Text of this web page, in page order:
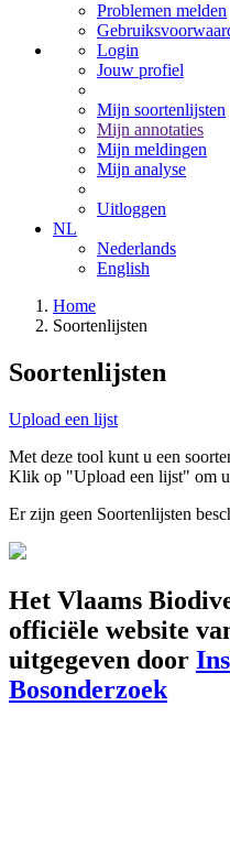
Problemen melden
Login
Jouw profiel
Mijn soortenlijsten
Mijn annotaties
Mijn meldingen
Mijn analyse
Uitloggen
NL
Nederlands
English
Home
Soortenlijsten
Soortenlijsten
Upload een lijst
Met deze tool kunt u een
Klik op "Upload een lijst" om
Er zijn geen Soortenlijsten
Het Vlaams
officiële website
uitgegeven door
Bosonderzoek